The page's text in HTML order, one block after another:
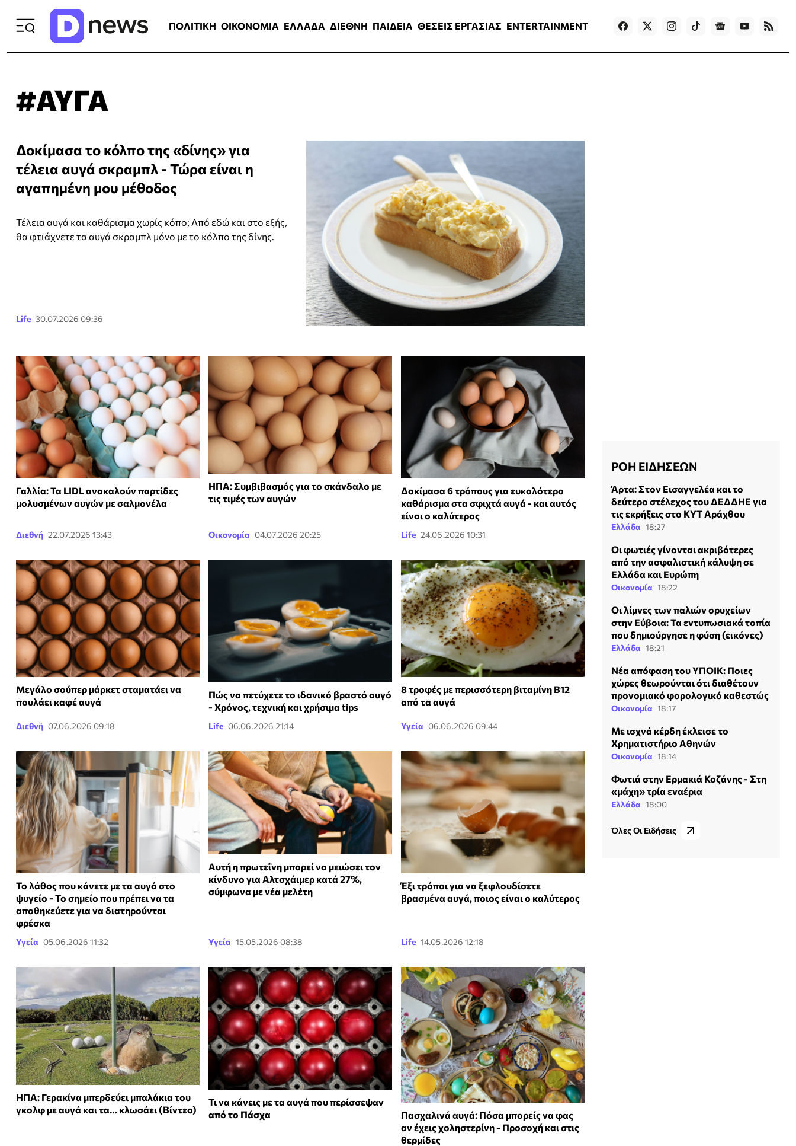
ΠΟΛΙΤΙΚΗ ΟΙΚΟΝΟΜΙΑ ΕΛΛΑΔΑ ΔΙΕΘΝΗ ΠΑΙΔΕΙΑ ΘΕΣΕΙΣ ΕΡΓΑΣΙΑΣ ENTERTAINMENT Games
#ΑΥΓΑ
Δοκίμασα το κόλπο της «δίνης» για
τέλεια αυγά σκραμπλ - Τώρα είναι η
αγαπημένη μου μέθοδος
Τέλεια αυγά και καθάρισμα χωρίς κόπο; Από εδώ και στο εξής,
θα φτιάχνετε τα αυγά σκραμπλ μόνο με το κόλπο της δίνης.
Life 30.07.2026 09:36
Γαλλία: Τα LIDL ανακαλούν παρτίδες
μολυσμένων αυγών με σαλμονέλα
Διεθνή 22.07.2026 13:43
ΗΠΑ: Συμβιβασμός για το σκάνδαλο με
τις τιμές των αυγών
Οικονομία 04.07.2026 20:25
Δοκίμασα 6 τρόπους για ευκολότερο
καθάρισμα στα σφιχτά αυγά - και αυτός
είναι ο καλύτερος
Life 24.06.2026 10:31
Μεγάλο σούπερ μάρκετ σταματάει να
πουλάει καφέ αυγά
Διεθνή 07.06.2026 09:18
Πώς να πετύχετε το ιδανικό βραστό αυγό
- Χρόνος, τεχνική και χρήσιμα tips
Life 06.06.2026 21:14
8 τροφές με περισσότερη βιταμίνη Β12
από τα αυγά
Υγεία 06.06.2026 09:44
Το λάθος που κάνετε με τα αυγά στο
ψυγείο - Το σημείο που πρέπει να τα
αποθηκεύετε για να διατηρούνται
φρέσκα
Υγεία 05.06.2026 11:32
Αυτή η πρωτεΐνη μπορεί να μειώσει τον
κίνδυνο για Αλτσχάιμερ κατά 27%,
σύμφωνα με νέα μελέτη
Υγεία 15.05.2026 08:38
Έξι τρόποι για να ξεφλουδίσετε
βρασμένα αυγά, ποιος είναι ο καλύτερος
Life 14.05.2026 12:18
ΗΠΑ: Γερακίνα μπερδεύει μπαλάκια του
γκολφ με αυγά και τα… κλωσάει (Βίντεο)
Τι να κάνεις με τα αυγά που περίσσεψαν
από το Πάσχα
Πασχαλινά αυγά: Πόσα μπορείς να φας
αν έχεις χοληστερίνη - Προσοχή και στις
θερμίδες
ΡΟΗ ΕΙΔΗΣΕΩΝ
Άρτα: Στον Εισαγγελέα και το
δεύτερο στέλεχος του ΔΕΔΔΗΕ για
τις εκρήξεις στο ΚΥΤ Αράχθου
Ελλάδα 18:27
Οι φωτιές γίνονται ακριβότερες
από την ασφαλιστική κάλυψη σε
Ελλάδα και Ευρώπη
Οικονομία 18:22
Οι λίμνες των παλιών ορυχείων
στην Εύβοια: Τα εντυπωσιακά τοπία
που δημιούργησε η φύση (εικόνες)
Ελλάδα 18:21
Νέα απόφαση του ΥΠΟΙΚ: Ποιες
χώρες θεωρούνται ότι διαθέτουν
προνομιακό φορολογικό καθεστώς
Οικονομία 18:17
Με ισχνά κέρδη έκλεισε το
Χρηματιστήριο Αθηνών
Οικονομία 18:14
Φωτιά στην Ερμακιά Κοζάνης - Στη
«μάχη» τρία εναέρια
Ελλάδα 18:00
Όλες Οι Ειδήσεις